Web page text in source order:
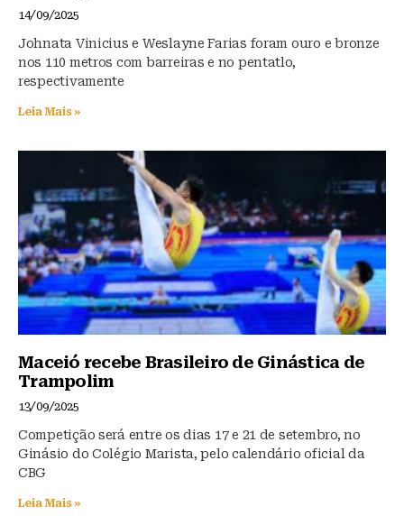
14/09/2025
Johnata Vinicius e Weslayne Farias foram ouro e bronze
nos 110 metros com barreiras e no pentatlo,
respectivamente
Leia Mais »
Maceió recebe Brasileiro de Ginástica de
Trampolim
13/09/2025
Competição será entre os dias 17 e 21 de setembro, no
Ginásio do Colégio Marista, pelo calendário oficial da
CBG
Leia Mais »